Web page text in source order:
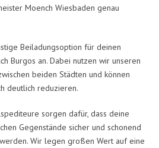
Moench Wiesbaden genau
Beiladungsoption für deinen
Burgos an. Dabei nutzen wir unseren
beiden Städten und können
deutlich reduzieren.
sorgen dafür, dass deine
Gegenstände sicher und schonend
Wir legen großen Wert auf eine